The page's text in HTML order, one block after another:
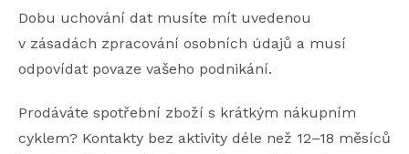
Dobu uchování dat musíte mít uvedenou
v zásadách zpracování osobních údajů a musí
odpovídat povaze vašeho podnikání.
Prodáváte spotřební zboží s krátkým nákupním
cyklem? Kontakty bez aktivity déle než 12–18 měsíců